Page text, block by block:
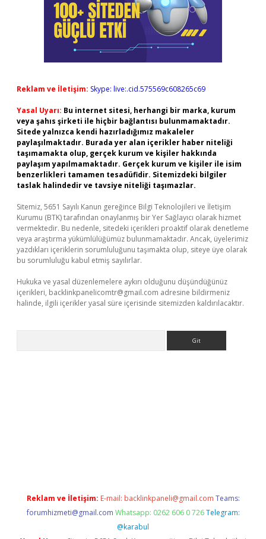
Reklam ve İletişim: Skype: live:.cid.575569c608265c69
Yasal Uyarı: Bu internet sitesi, herhangi bir marka, kurum
veya şahıs şirketi ile hiçbir bağlantısı bulunmamaktadır.
Sitede yalnızca kendi hazırladığımız makaleler
paylaşılmaktadır. Burada yer alan içerikler haber niteliği
taşımamakta olup, gerçek kurum ve kişiler hakkında
paylaşım yapılmamaktadır. Gerçek kurum ve kişiler ile isim
benzerlikleri tamamen tesadüfidir. Sitemizdeki bilgiler
taslak halindedir ve tavsiye niteliği taşımazlar.
Sitemiz, 5651 Sayılı Kanun gereğince Bilgi Teknolojileri ve İletişim
Kurumu (BTK) tarafından onaylanmış bir Yer Sağlayıcı olarak hizmet
vermektedir. Bu nedenle, sitedeki içerikleri proaktif olarak denetleme
veya araştırma yükümlülüğümüz bulunmamaktadır. Ancak, üyelerimiz
yazdıkları içeriklerin sorumluluğunu taşımakta olup, siteye üye olarak
bu sorumluluğu kabul etmiş sayılırlar.
Hukuka ve yasal düzenlemelere aykırı olduğunu düşündüğünüz
içerikleri, backlinkpanelicomtr@gmail.com adresine bildirmeniz
halinde, ilgili içerikler yasal süre içerisinde sitemizden kaldırılacaktır.
Reklam ve İletişim: E-mail: backlinkpaneli@gmail.com Teams:
forumhizmeti@gmail.com Whatsapp: 0262 606 0 726 Telegram:
@karabul